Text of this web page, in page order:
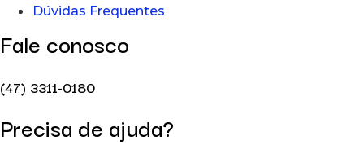
Dúvidas Frequentes
Fale conosco
(47) 3311-0180
Precisa de ajuda?